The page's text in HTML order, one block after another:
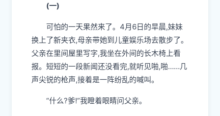
(一)
可怕的一天果然来了。4月6日的旱晨,妹妹
换上了新夹衣,母亲带她到儿童娱乐场去散步了。
父亲在里间屋里写字,我坐在外间的长木椅上看
报。短短的一段新闻还没看完,就听见啪,啪……几
声尖锐的枪声,接着是一阵纷乱的喊叫。
“什么?爹!”我瞪着眼睛问父亲。